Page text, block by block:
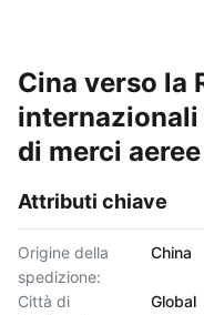
Cina verso la
di merci aeree
Attributi chiave
Origine della
spedizione:
China
Città di
Global